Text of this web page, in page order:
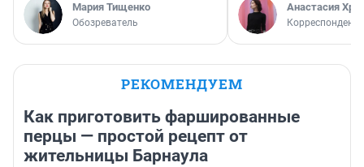
Мария Тищенко
Обозреватель
Анастасия
Корреспондент
РЕКОМЕНДУЕМ
Как приготовить фаршированные
перцы — простой рецепт от
жительницы Барнаула